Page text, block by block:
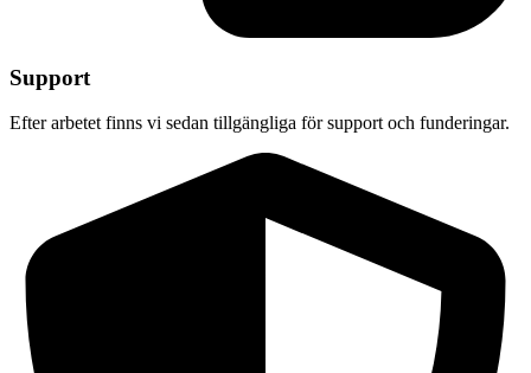
Support
Efter arbetet finns vi sedan tillgängliga för support och funderingar.